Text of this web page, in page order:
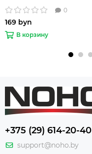
0
169 byn
В корзину
+375 (29) 614-20-40
support@noho.by